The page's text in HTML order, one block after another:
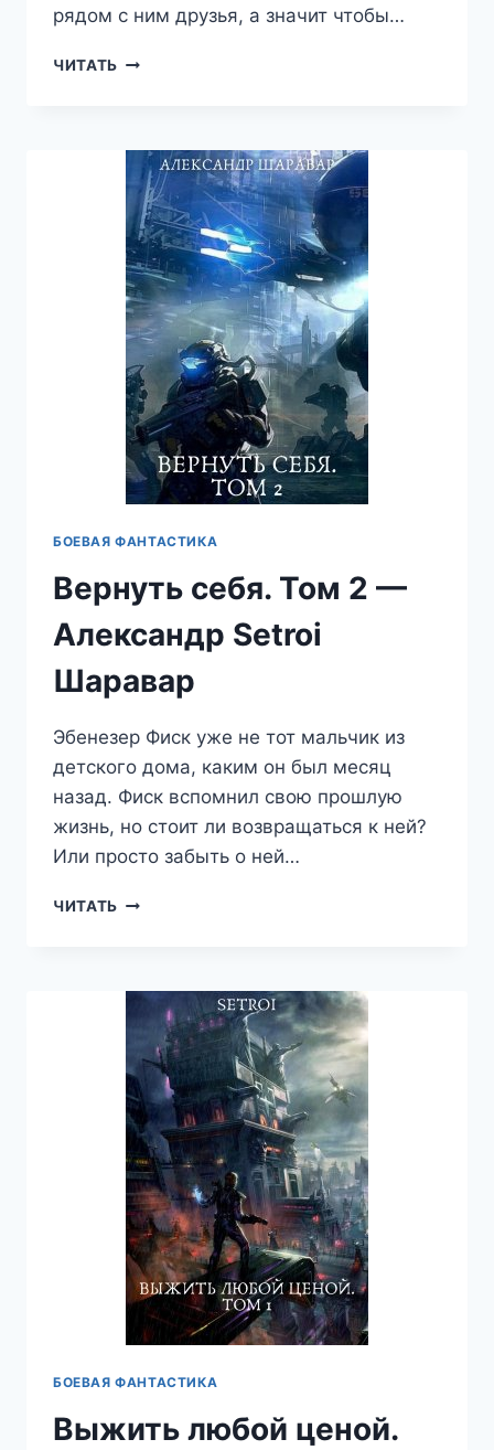
рядом с ним друзья, а значит чтобы…
ЧИТАТЬ ЗВЕЗДНЫЙ
—
АЛЕКСАНДР
SETROI
ШАРАВАР
БОЕВАЯ ФАНТАСТИКА
Вернуть себя. Том 2 —
Александр Setroi
Шаравар
Эбенезер Фиск уже не тот мальчик из
детского дома, каким он был месяц
назад. Фиск вспомнил свою прошлую
жизнь, но стоит ли возвращаться к ней?
Или просто забыть о ней…
ЧИТАТЬ ВЕРНУТЬ
—
АЛЕКСАНДР
SETROI
ШАРАВАР
БОЕВАЯ ФАНТАСТИКА
Выжить любой ценой.